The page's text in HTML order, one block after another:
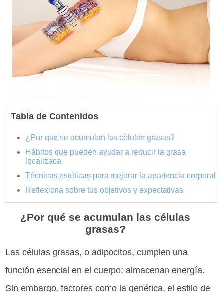
Tabla de Contenidos
¿Por qué se acumulan las células grasas?
Hábitos que pueden ayudar a reducir la grasa
localizada
Técnicas estéticas para mejorar la apariencia corporal
Reflexiona sobre tus objetivos y expectativas
¿Por qué se acumulan las células
grasas?
Las células grasas, o adipocitos, cumplen una
función esencial en el cuerpo: almacenan energía.
Sin embargo, factores como la genética, el estilo de